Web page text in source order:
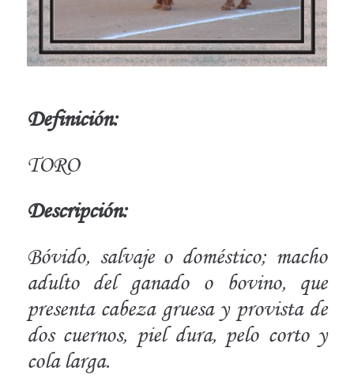
Definición:
TORO
Descripción:
Bóvido, salvaje o doméstico; macho
adulto del ganado o bovino, que
presenta cabeza gruesa y provista de
dos cuernos, piel dura, pelo corto y
cola larga.